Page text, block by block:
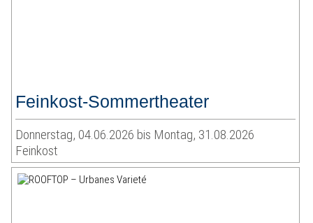
Feinkost-Sommertheater
Donnerstag, 04.06.2026 bis Montag, 31.08.2026
Feinkost